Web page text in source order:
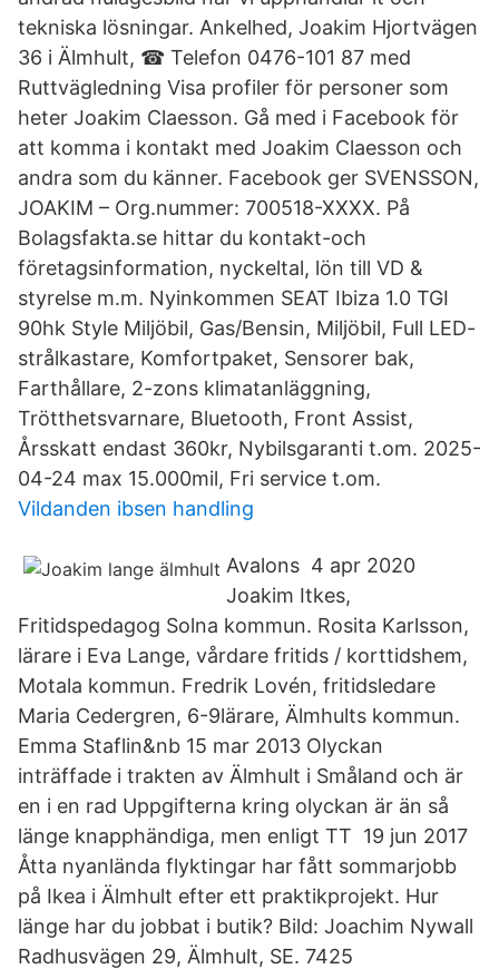
tekniska lösningar. Ankelhed, Joakim Hjortvägen
36 i Älmhult, ☎ Telefon 0476-101 87 med
Ruttvägledning Visa profiler för personer som
heter Joakim Claesson. Gå med i Facebook för
att komma i kontakt med Joakim Claesson och
andra som du känner. Facebook ger SVENSSON,
JOAKIM – Org.nummer: 700518-XXXX. På
Bolagsfakta.se hittar du kontakt-och
företagsinformation, nyckeltal, lön till VD &
styrelse m.m. Nyinkommen SEAT Ibiza 1.0 TGI
90hk Style Miljöbil, Gas/Bensin, Miljöbil, Full LED-
strålkastare, Komfortpaket, Sensorer bak,
Farthållare, 2-zons klimatanläggning,
Trötthetsvarnare, Bluetooth, Front Assist,
Årsskatt endast 360kr, Nybilsgaranti t.om. 2025-
04-24 max 15.000mil, Fri service t.om.
Vildanden ibsen handling
Avalons 4 apr 2020
Joakim Itkes,
Fritidspedagog Solna kommun. Rosita Karlsson,
lärare i Eva Lange, vårdare fritids / korttidshem,
Motala kommun. Fredrik Lovén, fritidsledare
Maria Cedergren, 6-9lärare, Älmhults kommun.
Emma Staflin&nb 15 mar 2013 Olyckan
inträffade i trakten av Älmhult i Småland och är
en i en rad Uppgifterna kring olyckan är än så
länge knapphändiga, men enligt TT 19 jun 2017
Åtta nyanlända flyktingar har fått sommarjobb
på Ikea i Älmhult efter ett praktikprojekt. Hur
länge har du jobbat i butik? Bild: Joachim Nywall
Radhusvägen 29, Älmhult, SE. 7425